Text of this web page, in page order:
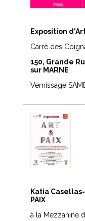
Exposition
Carré des
150, Grande
sur MARNE
Vernissage
Katia
PAIX
à la Mezzanine